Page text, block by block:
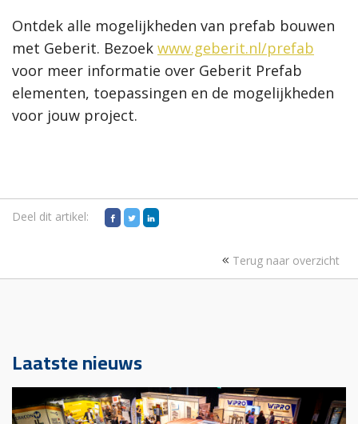
Ontdek alle mogelijkheden van prefab bouwen
met Geberit. Bezoek www.geberit.nl/prefab
voor meer informatie over Geberit Prefab
elementen, toepassingen en de mogelijkheden
voor jouw project.
Deel dit artikel:
Terug naar overzicht
Laatste nieuws